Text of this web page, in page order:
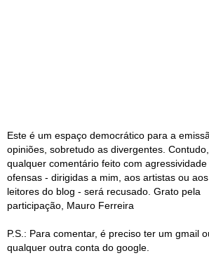
Este é um espaço democrático para a
opiniões, sobretudo as divergentes. Contudo,
qualquer comentário feito com agressividade
ofensas - dirigidas a mim, aos artistas ou aos
leitores do blog - será recusado. Grato pela
participação, Mauro Ferreira
P.S.: Para comentar, é preciso ter um gmail
qualquer outra conta do google.